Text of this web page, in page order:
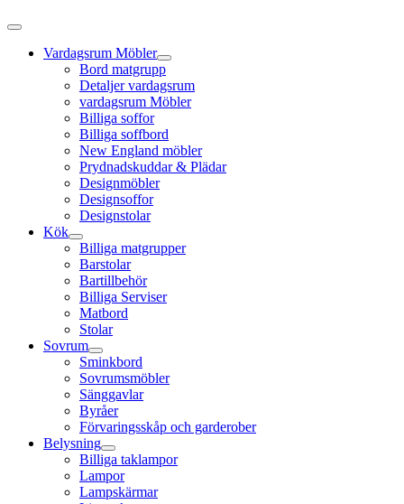
Vardagsrum Möbler
Bord matgrupp
Detaljer vardagsrum
vardagsrum Möbler
Billiga soffor
Billiga soffbord
New England möbler
Prydnadskuddar & Plädar
Designmöbler
Designsoffor
Designstolar
Kök
Billiga matgrupper
Barstolar
Bartillbehör
Billiga Serviser
Matbord
Stolar
Sovrum
Sminkbord
Sovrumsmöbler
Sänggavlar
Byråer
Förvaringsskåp och garderober
Belysning
Billiga taklampor
Lampor
Lampskärmar